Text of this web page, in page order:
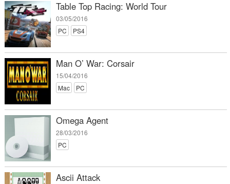
Table Top Racing: World Tour
03/05/2016
PC
PS4
Man O’ War: Corsair
15/04/2016
Mac
PC
Omega Agent
28/03/2016
PC
Ascii Attack